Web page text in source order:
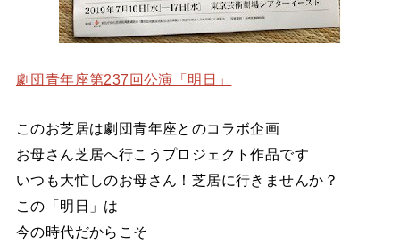
劇団青年座第237回公演「明日」
このお芝居は劇団青年座とのコラボ企画
お母さん芝居へ行こうプロジェクト作品です
いつも大忙しのお母さん！芝居に行きませんか？
この「明日」は
今の時代だからこそ